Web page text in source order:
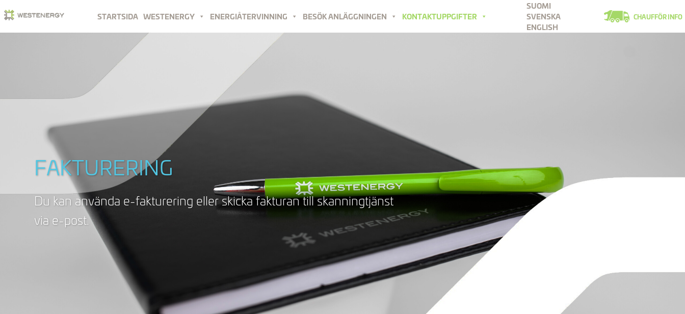
STARTSIDA WESTENERGY ENERGIÅTERVINNING BESÖK ANLÄGGNINGEN KONTAKTUPPGIFTER
SUOMI
SVENSKA
ENGLISH
CHAUFFÖR INFO
FAKTURERING
Du kan använda e-fakturering eller skicka fakturan till skanningtjänst
via e-post.